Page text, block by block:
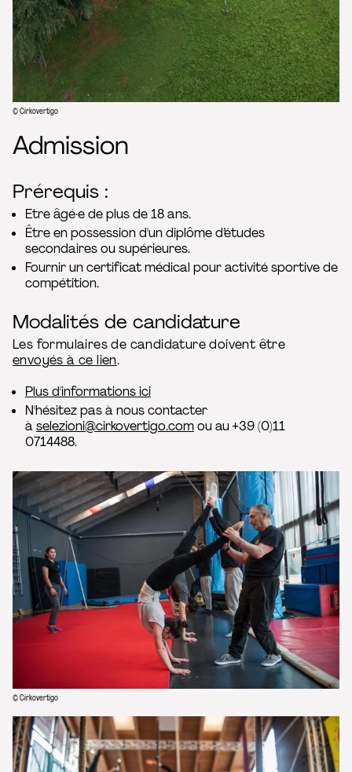
© Cirkovertigo
Admission
Prérequis :
Etre âgé·e de plus de 18 ans.
Être en possession d'un diplôme d’études
secondaires ou supérieures.
Fournir un certificat médical pour activité sportive de
compétition.
Modalités de candidature
Les formulaires de candidature doivent être
envoyés à ce lien.
Plus d'informations ici
N'hésitez pas à nous contacter
àselezioni@cirkovertigo.comou au +39 (0)11
0714488.
© Cirkovertigo